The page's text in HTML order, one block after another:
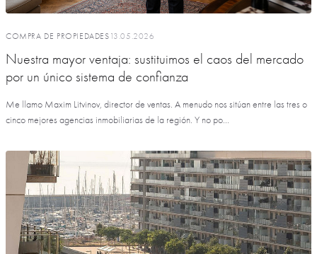
COMPRA DE PROPIEDADES 13.05.2026
Nuestra mayor ventaja: sustituimos el caos del mercado
por un único sistema de confianza
Me llamo Maxim Litvinov, director de ventas. A menudo nos sitúan entre las tres o
cinco mejores agencias inmobiliarias de la región. Y no po...